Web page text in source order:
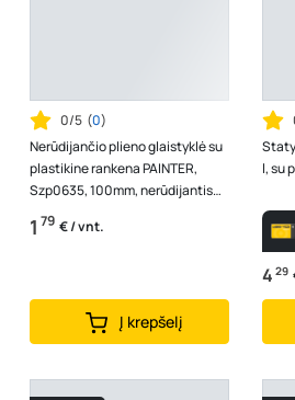
0/5 (0)
Nerūdijančio plieno glaistyklė su
plastikine rankena PAINTER,
Szp0635, 100mm, nerūdijantis
plienas, plastikinė rankena
1 79 € / vnt.
Į krepšelį
l, su
4 29